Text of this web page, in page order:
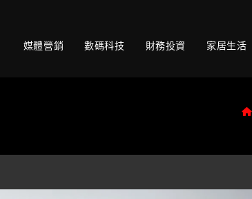
媒體營銷 數碼科技 財務投資 家居生活